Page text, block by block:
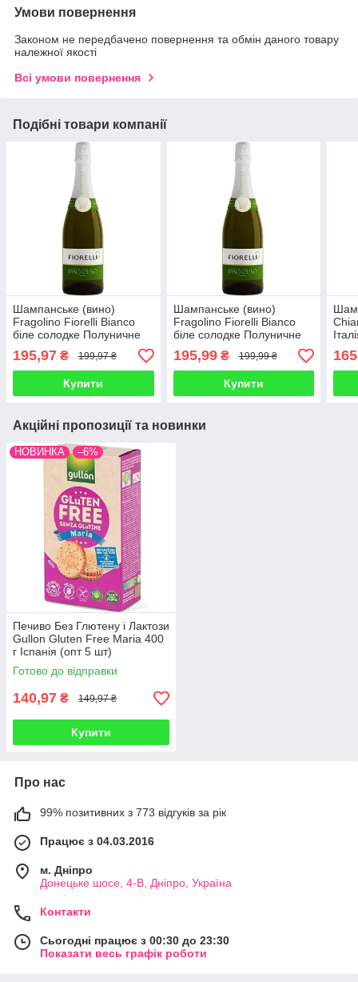
Умови повернення
Законом не передбачено повернення та обмін даного товару
належної якості
Всі умови повернення
Подібні товари компанії
Шампанське (вино)
Fragolino Fiorelli Bianco
біле солодке Полуничне
750 мл Італія
195,97 ₴ 199,97 ₴
Купити
Шампанське (вино)
Fragolino Fiorelli Bianco
біле солодке Полуничне
750 мл Італія
195,99₴ 199,99 ₴
Купити
Акційні пропозиції та новинки
НОВИНКА –6%
Печиво Без Глютену і Лактози
Gullon Gluten Free Maria 400
г Іспанія (опт 5 шт)
Готово до відправки
140,97 ₴ 149,97 ₴
Купити
Про нас
99% позитивних з 773 відгуків за рік
Працює з 04.03.2016
м. Дніпро
Донецьке шосе, 4-В, Дніпро, Україна
Контакти
Сьогодні працює з 00:30 до 23:30
Показати весь графік роботи